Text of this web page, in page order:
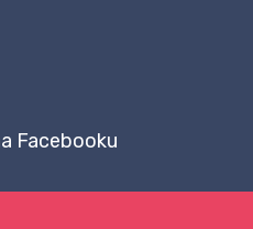
Facebooku